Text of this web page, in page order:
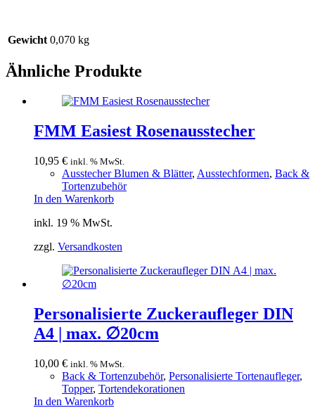
Gewicht 0,070 kg
Ähnliche Produkte
FMM Easiest Rosenausstecher
10,95 € inkl. % MwSt.
Ausstecher Blumen & Blätter, Ausstechformen, Back &
Tortenzubehör
In den Warenkorb
inkl. 19 % MwSt.
zzgl. Versandkosten
Personalisierte Zuckeraufleger DIN
A4 | max. ∅20cm
10,00 € inkl. % MwSt.
Back & Tortenzubehör, Personalisierte Tortenaufleger,
Topper, Tortendekorationen
In den Warenkorb